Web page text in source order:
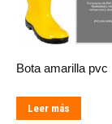
Bota amarilla pvc
Leer más